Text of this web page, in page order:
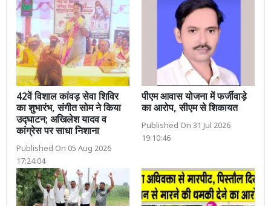
42वें विशाल कांवड़ सेवा शिविर
का शुभारंभ, संगीत सोम ने किया
उद्घाटन; अखिलेश यादव व
कांग्रेस पर साधा निशाना
Published On 05 Aug 2026
17:24:04
पीएम आवास योजना में फर्जीवाड़े
का आरोप, सीएम से शिकायत
Published On 31 Jul 2026
19:10:46